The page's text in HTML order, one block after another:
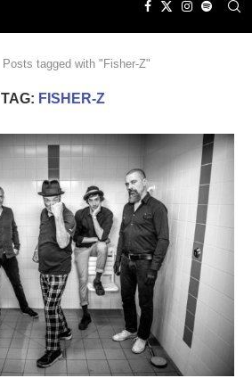
Posts tagged with "Fisher-Z"
TAG: FISHER-Z